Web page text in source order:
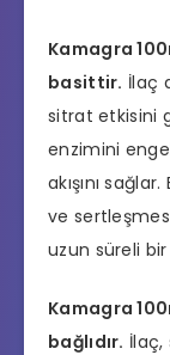
Kamagra
basittir. İlaç
sitrat etkisini
enzimini
akışını
ve
uzun süreli
Kamagra
bağlıdır. İlaç,